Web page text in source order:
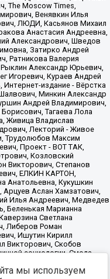
files/reestr-
мы используем